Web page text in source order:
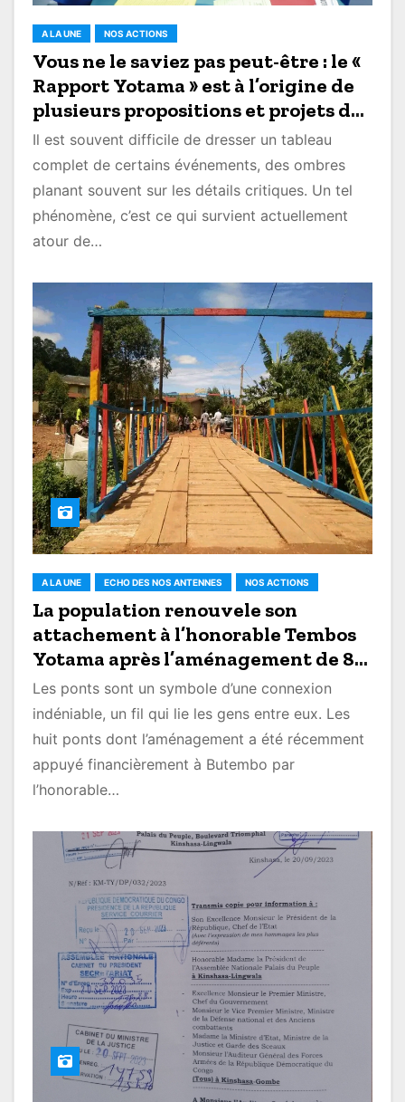
A LA UNE NOS ACTIONS
Vous ne le saviez pas peut-être : le «
Rapport Yotama » est à l’origine de
plusieurs propositions et projets de
loi en RDC (blog)
Il est souvent difficile de dresser un tableau
complet de certains événements, des ombres
planant souvent sur les détails critiques. Un tel
phénomène, c’est ce qui survient actuellement
atour de…
A LA UNE ECHO DES NOS ANTENNES NOS ACTIONS
La population renouvele son
attachement à l’honorable Tembos
Yotama après l’aménagement de 8
ponts “indispensables” à Butembo
Les ponts sont un symbole d’une connexion
indéniable, un fil qui lie les gens entre eux. Les
huit ponts dont l’aménagement a été récemment
appuyé financièrement à Butembo par
l’honorable…